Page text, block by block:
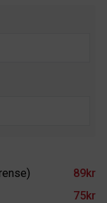
89kr
75kr